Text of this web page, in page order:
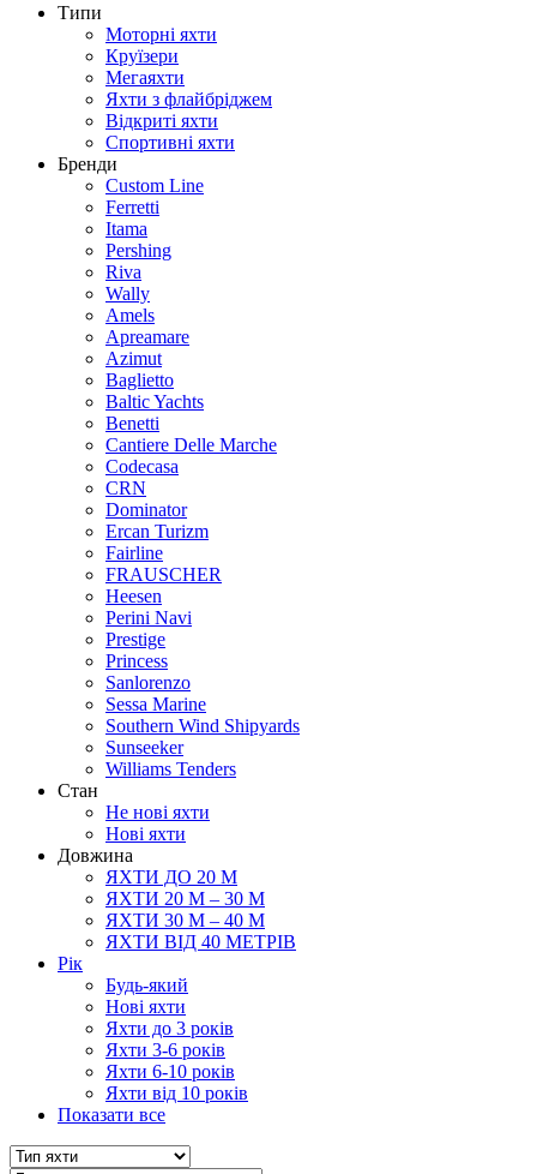
Типи
Моторні яхти
Круїзери
Мегаяхти
Яхти з флайбріджем
Відкриті яхти
Спортивні яхти
Бренди
Custom Line
Ferretti
Itama
Pershing
Riva
Wally
Amels
Apreamare
Azimut
Baglietto
Baltic Yachts
Benetti
Сantiere Delle Marche
Codecasa
CRN
Dominator
Ercan Turizm
Fairline
FRAUSCHER
Heesen
Perini Navi
Prestige
Princess
Sanlorenzo
Sessa Marine
Southern Wind Shipyards
Sunseeker
Williams Tenders
Cтан
Не нові яхти
Нові яхти
Довжина
ЯХТИ ДО 20 М
ЯХТИ 20 М – 30 М
ЯХТИ 30 М – 40 М
ЯХТИ ВІД 40 МЕТРІВ
Рік
Будь-який
Нові яхти
Яхти до 3 років
Яхти 3-6 рокiв
Яхти 6-10 рокiв
Яхти від 10 років
Показати все